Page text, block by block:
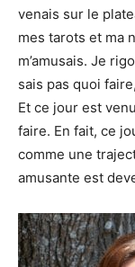
venais sur le
mes tarots et ma
m’amusais. Je
sais pas quoi
Et ce jour est
faire. En fait, ce
comme une
amusante est